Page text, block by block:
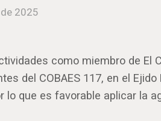
2025
como miembro de El
del COBAES 117, en el
lo que es favorable aplicar la